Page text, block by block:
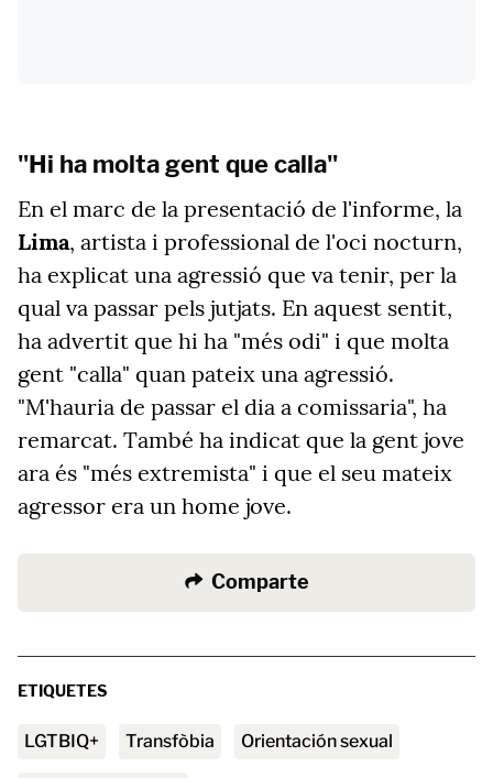
"Hi ha molta gent que calla"
En el marc de la presentació de l'informe, la
Lima, artista i professional de l'oci nocturn,
ha explicat una agressió que va tenir, per la
qual va passar pels jutjats. En aquest sentit,
ha advertit que hi ha "més odi" i que molta
gent "calla" quan pateix una agressió.
"M'hauria de passar el dia a comissaria", ha
remarcat. També ha indicat que la gent jove
ara és "més extremista" i que el seu mateix
agressor era un home jove.
Comparte
ETIQUETES
LGTBIQ+ transfòbia orientación sexual